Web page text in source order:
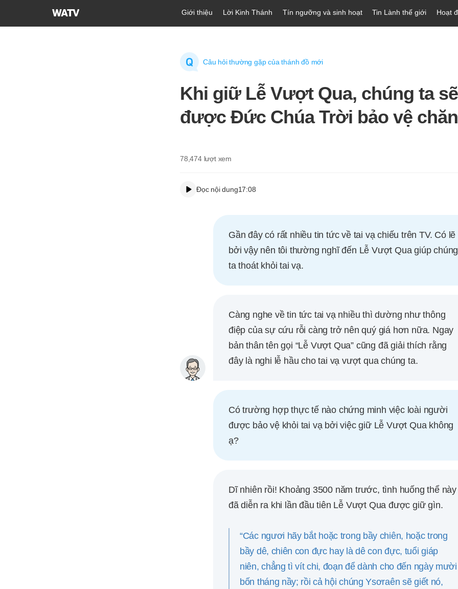
Hội
Giới thiệu Lời Kinh Thánh Tín ngưỡng và sinh hoạt Tin Lành thế giới Hoạt
Câu hỏi thường gặp của thánh đồ mới
Khi giữ Lễ Vượt Qua, chúng ta sẽ
được Đức Chúa Trời bảo vệ
78,474 lượt xem
Đọc nội dung17:08
Gần đây có rất nhiều tin tức về tai vạ chiếu trên TV. Có lẽ
bởi vậy nên tôi thường nghĩ đến Lễ Vượt Qua giúp chúng
ta thoát khỏi tai vạ.
Càng nghe về tin tức tai vạ nhiều thì dường như thông
điệp của sự cứu rỗi càng trở nên quý giá hơn nữa. Ngay
bản thân tên gọi “Lễ Vượt Qua” cũng đã giải thích rằng
đây là nghi lễ hầu cho tai vạ vượt qua chúng ta.
Có trường hợp thực tế nào chứng minh việc loài người
được bảo vệ khỏi tai vạ bởi việc giữ Lễ Vượt Qua không
ạ?
Dĩ nhiên rồi! Khoảng 3500 năm trước, tình huống thể này
đã diễn ra khi lần đầu tiên Lễ Vượt Qua được giữ gìn.
“Các ngươi hãy bắt hoặc trong bầy chiên, hoặc trong
bầy dê, chiên con đực hay là dê con đực, tuổi giáp
niên, chẳng tì vít chi, đoạn để dành cho đến ngày mười
bốn tháng nầy; rồi cả hội chúng Ysơraên sẽ giết nó,